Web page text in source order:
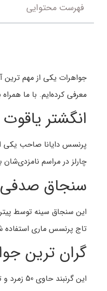
فهرست محتوایی
جواهرات یکی از مهم ترین
معرفی کرده‌ایم. با ما همراه
انگشتر
چارلز در مراسم
سنجاق صدفی
این سنجاق سینه توسط
تاج پرنسس ماری
گران ترین
این